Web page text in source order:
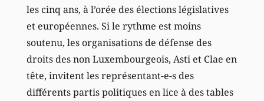
les cinq ans, à l’orée des élections législatives
et européennes. Si le rythme est moins
soutenu, les organisations de défense des
droits des non Luxembourgeois, Asti et Clae en
tête, invitent les représentant-e-s des
différents partis politiques en lice à des tables